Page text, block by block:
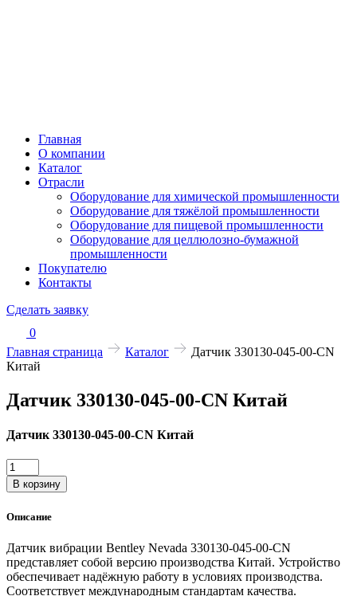
Главная
О компании
Каталог
Отрасли
Оборудование для химической промышленности
Оборудование для тяжёлой промышленности
Оборудование для пищевой промышленности
Оборудование для целлюлозно-бумажной
промышленности
Покупателю
Контакты
Сделать заявку
0
Главная страница
Каталог
Датчик 330130-045-00-CN
Китай
Датчик 330130-045-00-CN Китай
Датчик 330130-045-00-CN Китай
Количество
товара
Датчик
045-
CN
Китай
В корзину
Описание
Датчик вибрации Bentley Nevada 330130-045-00-CN
представляет собой версию производства Китай. Устройство
обеспечивает надёжную работу в условиях производства.
Соответствует международным стандартам качества.